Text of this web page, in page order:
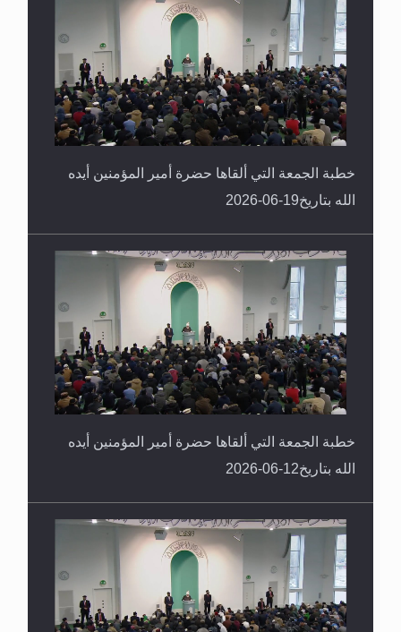
خطبة الجمعة التي ألقاها حضرة أمير المؤمنين أيده
الله بتاريخ19-06-2026
خطبة الجمعة التي ألقاها حضرة أمير المؤمنين أيده
الله بتاريخ12-06-2026